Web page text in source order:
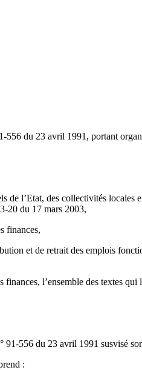
du 23 avril 1991, portant
l’Etat, des collectivités
20 du 17 mars 2003,
finances,
et de retrait des emplois
l’ensemble des textes
556 du 23 avril 1991 susvisé
: